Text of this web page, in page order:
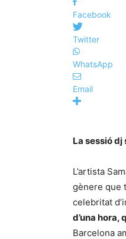
Facebook
Twitter
WhatsApp
Email
La sessió
L’artista
gènere que
celebritat
d’una hora,
Barcelona